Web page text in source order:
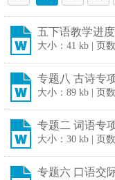
五下语教学进
大小：41 kb | 页
专题八 古诗专
大小：89 kb | 页
专题二 词语专
大小：30 kb | 页
专题六 口语交